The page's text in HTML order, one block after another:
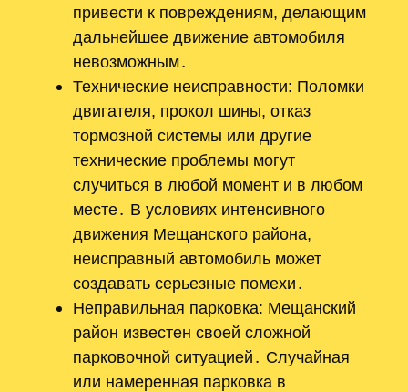
привести к повреждениям, делающим
дальнейшее движение автомобиля
невозможным․
Технические неисправности: Поломки
двигателя, прокол шины, отказ
тормозной системы или другие
технические проблемы могут
случиться в любой момент и в любом
месте․ В условиях интенсивного
движения Мещанского района,
неисправный автомобиль может
создавать серьезные помехи․
Неправильная парковка: Мещанский
район известен своей сложной
парковочной ситуацией․ Случайная
или намеренная парковка в